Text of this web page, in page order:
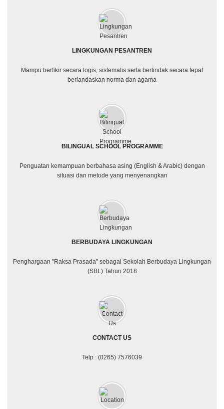
LINGKUNGAN PESANTREN
Mampu berfikir secara logis, sistematis serta bertindak secara tepat
berlandaskan norma dan agama
BILINGUAL SCHOOL PROGRAMME
Penguatan kemampuan berbahasa asing (English & Arabic) dengan
situasi dan metode yang menyenangkan
BERBUDAYA LINGKUNGAN
Penghargaan "Raksa Prasada" sebagai Sekolah Berbudaya Lingkungan
(SBL) Tahun 2018
CONTACT US
Telp : (0265) 7576039